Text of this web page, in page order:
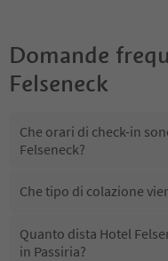
Domande
Felseneck
Che orari di check-in
Felseneck?
Che tipo di colazione
Quanto dista Hotel
in Passiria?